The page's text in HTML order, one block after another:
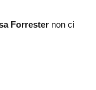
Forrester non ci